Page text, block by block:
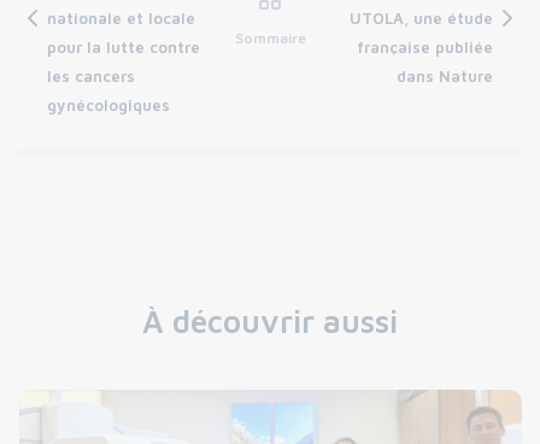
nationale et locale
pour la lutte contre
les cancers
gynécologiques
Sommaire
UTOLA, une étude
française publiée
dans Nature
À découvrir aussi